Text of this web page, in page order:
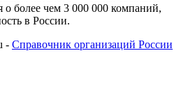
о более чем 3 000 000 компаний,
в России.
- Справочник организаций России